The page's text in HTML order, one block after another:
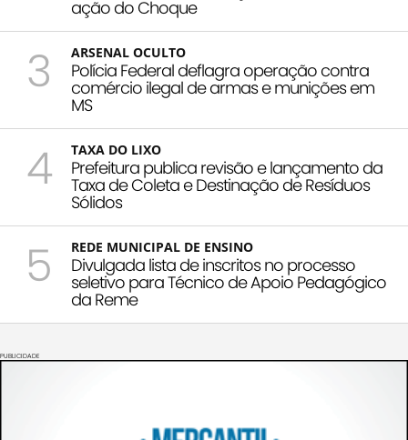
ação do Choque
3 ARSENAL OCULTO
Polícia Federal deflagra operação contra
comércio ilegal de armas e munições em
MS
4 TAXA DO LIXO
Prefeitura publica revisão e lançamento da
Taxa de Coleta e Destinação de Resíduos
Sólidos
5 REDE MUNICIPAL DE ENSINO
Divulgada lista de inscritos no processo
seletivo para Técnico de Apoio Pedagógico
da Reme
PUBLICIDADE